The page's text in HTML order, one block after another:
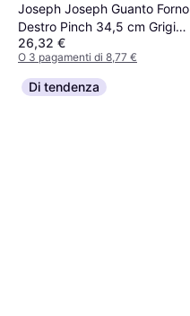
Joseph Joseph Guanto Forno
Destro Pinch 34,5 cm Grigio
Presina Grigio
26,32 €
O 3 pagamenti di 8,77 €
Di tendenza